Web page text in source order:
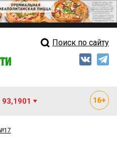
Свежий выпускПоиск по сайту
93,1901